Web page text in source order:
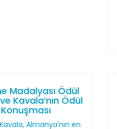
Madalyası Ödül
Kavala’nın Ödül
Konuşması
Almanya'nın en